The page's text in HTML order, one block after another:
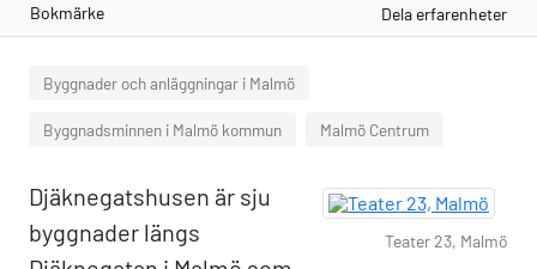
Bokmärke Dela erfarenheter
Byggnader och anläggningar i Malmö
Byggnadsminnen i Malmö kommun Malmö Centrum
Teater 23, Malmö
Djäknegatshusen är sju
byggnader längs